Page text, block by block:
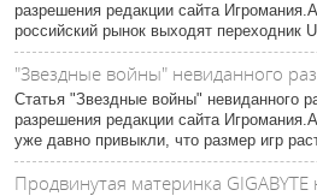
разрешения редакции сайта
российский рынок выходят переходник
"Звездные войны" невиданного
Статья "Звездные войны" невиданного
разрешения редакции сайта
уже давно привыкли, что размер игр
Продвинутая материнка